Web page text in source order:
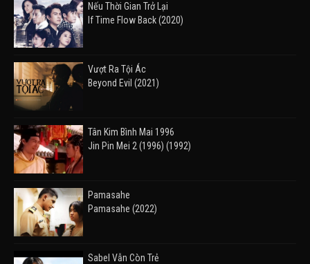
Nếu Thời Gian Trở Lại
If Time Flow Back (2020)
Vượt Ra Tội Ác
Beyond Evil (2021)
Tân Kim Bình Mai 1996
Jin Pin Mei 2 (1996) (1992)
Pamasahe
Pamasahe (2022)
Sabel Vẫn Còn Trẻ